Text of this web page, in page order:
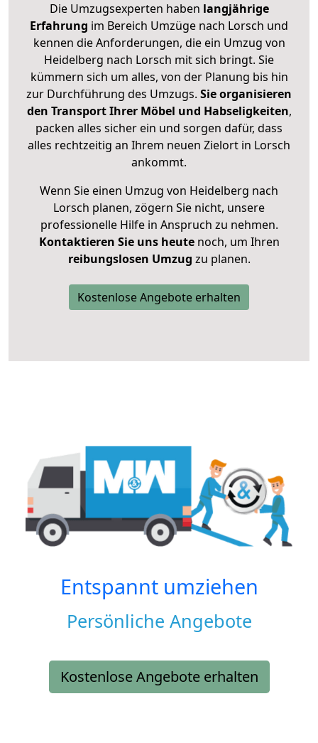
Die Umzugsexperten haben langjährige
Erfahrung im Bereich Umzüge nach Lorsch und
kennen die Anforderungen, die ein Umzug von
Heidelberg nach Lorsch mit sich bringt. Sie
kümmern sich um alles, von der Planung bis hin
zur Durchführung des Umzugs. Sie organisieren
den Transport Ihrer Möbel und Habseligkeiten,
packen alles sicher ein und sorgen dafür, dass
alles rechtzeitig an Ihrem neuen Zielort in Lorsch
ankommt.
Wenn Sie einen Umzug von Heidelberg nach
Lorsch planen, zögern Sie nicht, unsere
professionelle Hilfe in Anspruch zu nehmen.
Kontaktieren Sie uns heutenoch, um Ihren
reibungslosen Umzug zu planen.
Kostenlose Angebote erhalten
Entspannt umziehen
Persönliche Angebote
Kostenlose Angebote erhalten